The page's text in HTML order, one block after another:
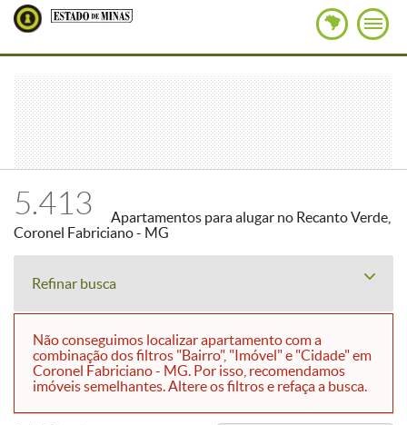
5.413
Apartamentos para alugar no Recanto Verde,
Coronel Fabriciano - MG
Refinar busca
Não conseguimos localizar apartamento com a
combinação dos filtros "Bairro", "Imóvel" e "Cidade" em
Coronel Fabriciano - MG. Por isso, recomendamos
imóveis semelhantes. Altere os filtros e refaça a busca.